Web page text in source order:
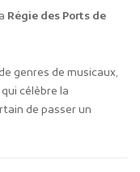
Régie des Ports de
genres de musicaux,
célèbre la
de passer un